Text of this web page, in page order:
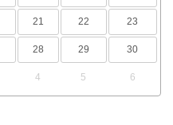
21 22 23
28 29 30
4 5 6